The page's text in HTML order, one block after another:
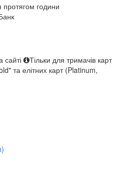
протягом години
Тільки для тримачів карт
та елітних карт (Platinum,